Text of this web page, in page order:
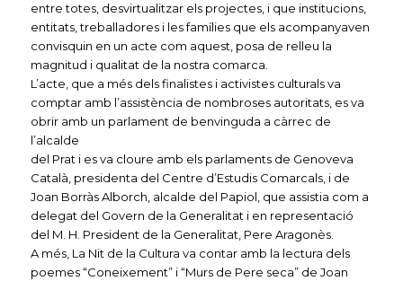
entre totes, desvirtualitzar els projectes, i que institucions,
entitats, treballadores i les famílies que els acompanyaven
convisquin en un acte com aquest, posa de relleu la
magnitud i qualitat de la nostra comarca.
L’acte, que a més dels finalistes i activistes culturals va
comptar amb l’assistència de nombroses autoritats, es va
obrir amb un parlament de benvinguda a càrrec de
l’alcalde
del Prat i es va cloure amb els parlaments de Genoveva
Català, presidenta del Centre d’Estudis Comarcals, i de
Joan Borràs Alborch, alcalde del Papiol, que assistia com a
delegat del Govern de la Generalitat i en representació
del M. H. President de la Generalitat, Pere Aragonès.
A més, La Nit de la Cultura va contar amb la lectura dels
poemes “Coneixement” i “Murs de Pere seca” de Joan